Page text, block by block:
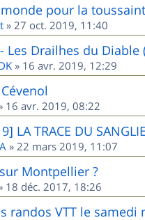
pour la
» 27 oct. 2019, 11:40
Les Drailhes du Diable
» 16 avr. 2019, 12:29
16 avr. 2019, 08:22
LA TRACE DU
» 22 mars 2019, 11:07
Montpellier ?
18 déc. 2017, 18:26
randos VTT le